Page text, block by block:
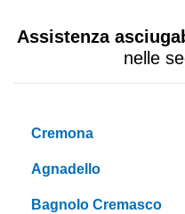
Assistenza
nelle
Cremona
Agnadello
Bagnolo Cremasco